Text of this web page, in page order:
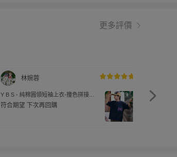
更多評價
林婉蓉
Y B S - 純棉圓領短袖上衣-撞色拼接口
袋-藏青色
符合期望 下次再回購
Y B S -